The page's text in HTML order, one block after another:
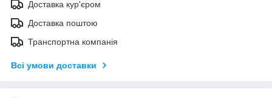
Доставка кур'єром
Доставка поштою
Транспортна компанія
Всі умови доставки